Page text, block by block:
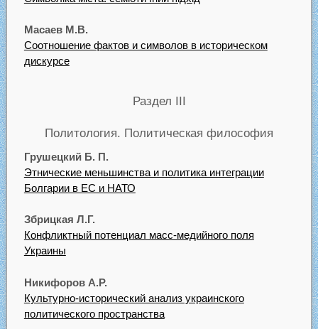
Масаев М.В.
Соотношение фактов и символов в историческом
дискурсе
Раздел III
Политология. Политическая философия
Грушецкий Б. П.
Этнические меньшинства и политика интеграции
Болгарии в ЕС и НАТО
Збрицкая Л.Г.
Конфликтный потенциал масс-медийного поля
Украины
Никифоров А.Р.
Культурно-исторический анализ украинского
политического пространства